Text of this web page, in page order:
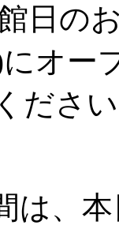
館日の
オー
ださ
は、